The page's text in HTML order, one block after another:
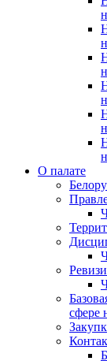
О палате
сфере